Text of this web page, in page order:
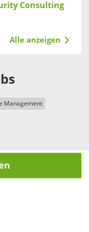
Consulting
Alle anzeigen
Management